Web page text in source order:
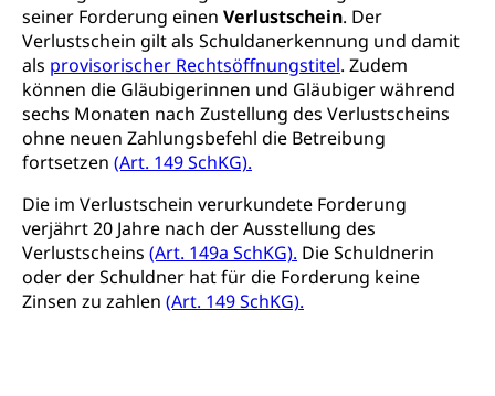
seiner Forderung einen Verlustschein. Der
Verlustschein gilt als Schuldanerkennung und damit
als provisorischer Rechtsöffnungstitel. Zudem
können die Gläubigerinnen und Gläubiger während
sechs Monaten nach Zustellung des Verlustscheins
ohne neuen Zahlungsbefehl die Betreibung
fortsetzen (Art. 149 SchKG).
Die im Verlustschein verurkundete Forderung
verjährt 20 Jahre nach der Ausstellung des
Verlustscheins (Art. 149a SchKG). Die Schuldnerin
oder der Schuldner hat für die Forderung keine
Zinsen zu zahlen (Art. 149 SchKG).
Höhere Bildung (hflu.ch)
Beratung & Unterstützung
Neuorientierung
Berufslehre (beruf.lu.ch)
Fachstelle Berufsbildung
BIZ Beratungs- und Informationszentrum
für Bildung und Beruf
Berufsmaturität
Zentrum für Brückenangebote
Höhere Fachschule Luzern HFLU
Berufsbildung / Mittelschulen (gruezi.lu.ch)
Fachklasse Grafik (fachklassegrafik.ch)
Fach- & Wirtschafts-Mittelschulzentrum FMZ
Gymnasialbildung, Kantonsschulen
Gymnasien & Fachmittelschulen (beruf.lu.ch)
Studienwahl- und Studienbearatung
Fachklasse Grafik
Gesundheitsmittelschule
Informatikmittelschule
Obligatorische Schulzeit
Schulpflicht, Schulobligatorium, Primarschule,
Sekundarschule, Schulferien, Tagesschule,
Schulergänzende Betreuung, Logopädie,
Psychomotorik, Schulpsychologie, Schulsozialarbeit,
Heilpädagogik und Sonderschulen
Primarschule
Sekundarschule
Schulpflicht
Studienbeihilfe, Stipendien, Ausbildungsdarlehen
Stipendien Universität Luzern unilu
Finanzielle Unterstützung für Ausbildung
Universität
Technische Hochschule, Studium,